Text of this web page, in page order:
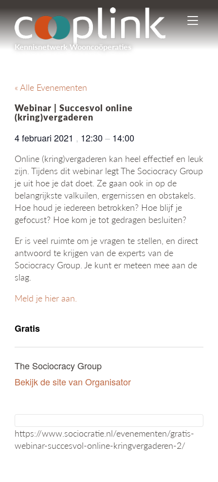
Kennisnetwerk Wooncoöperaties
I
n
-
e
n
a
t
e
« Alle Evenementen
Webinar | Succesvol online
(kring)vergaderen
4 februari 2021 , 12:30 – 14:00
Online (kring)vergaderen kan heel effectief en leuk
zijn. Tijdens dit webinar legt The Sociocracy Group
je uit hoe je dat doet. Ze gaan ook in op de
belangrijkste valkuilen, ergernissen en obstakels.
Hoe houd je iedereen betrokken? Hoe blijf je
gefocust? Hoe kom je tot gedragen besluiten?
Er is veel ruimte om je vragen te stellen, en direct
antwoord te krijgen van de experts van de
Sociocracy Group. Je kunt er meteen mee aan de
slag.
Meld je hier aan.
Gratis
The Sociocracy Group
Bekijk de site van Organisator
https://www.sociocratie.nl/evenementen/gratis-
webinar-succesvol-online-kringvergaderen-2/